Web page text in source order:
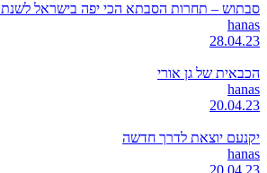
סבתוש – תחרות הסבתא הכי יפה בישראל לשנת 2023
hanas
28.04.23
הכבאית של גן אורי
hanas
20.04.23
יקנעם יוצאת לדרך חדשה
hanas